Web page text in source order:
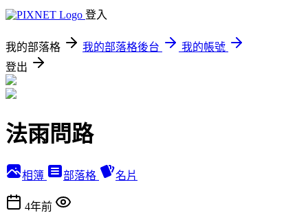
登入
我的部落格 我的部落格後台
我的帳號
登出
法雨問路
相簿 部落格 名片
4年前